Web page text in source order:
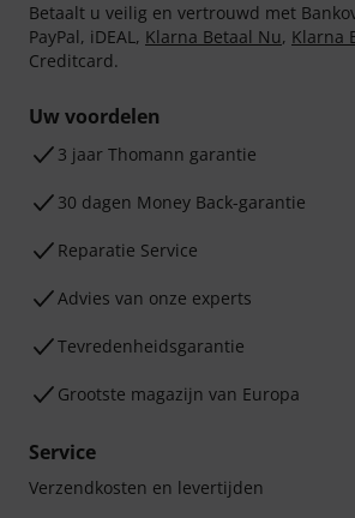
Betaalt u veilig en vertrouwd met
PayPal, iDEAL, Klarna Betaal Nu, Klarna
Creditcard.
Uw voordelen
3 jaar Thomann garantie
30 dagen Money Back-garantie
Reparatie Service
Advies van onze experts
Tevredenheidsgarantie
Grootste magazijn van Europa
Service
Verzendkosten en levertijden